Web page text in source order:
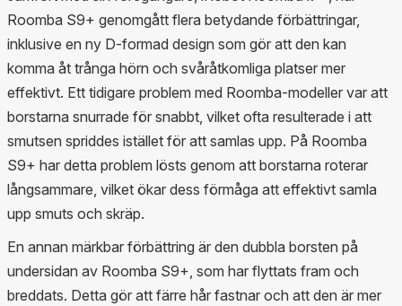
Roomba S9+ genomgått flera betydande förbättringar,
inklusive en ny D-formad design som gör att den kan
komma åt trånga hörn och svåråtkomliga platser mer
effektivt. Ett tidigare problem med Roomba-modeller var att
borstarna snurrade för snabbt, vilket ofta resulterade i att
smutsen spriddes istället för att samlas upp. På Roomba
S9+ har detta problem lösts genom att borstarna roterar
långsammare, vilket ökar dess förmåga att effektivt samla
upp smuts och skräp.
En annan märkbar förbättring är den dubbla borsten på
undersidan av Roomba S9+, som har flyttats fram och
breddats. Detta gör att färre hår fastnar och att den är mer